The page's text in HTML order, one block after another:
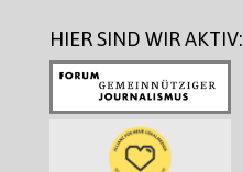
HIER SIND WIR AKTIV: